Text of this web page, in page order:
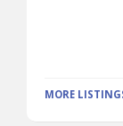
MORE